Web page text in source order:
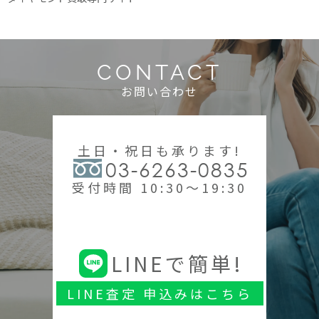
CONTACT
お問い合わせ
土日・祝日も承ります!
03-6263-0835
受付時間 10:30～19:30
LINEで簡単!
LINE査定 申込みはこちら